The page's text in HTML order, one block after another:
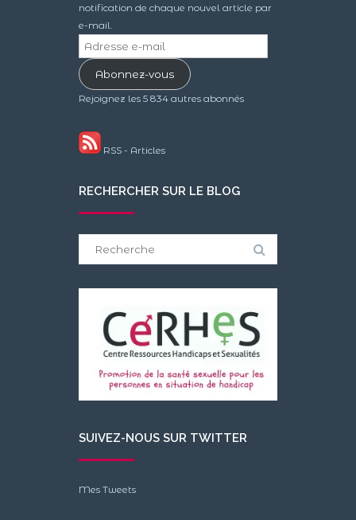
notification de chaque nouvel article par
e-mail.
Adresse
e-
mailAbonnez-vous
Rejoignez les 5 834 autres abonnés
RSS - Articles
RECHERCHER SUR LE BLOG
SUIVEZ-NOUS SUR TWITTER
Mes Tweets